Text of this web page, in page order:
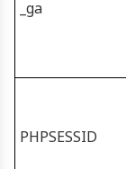
_ga
PHPSESSID